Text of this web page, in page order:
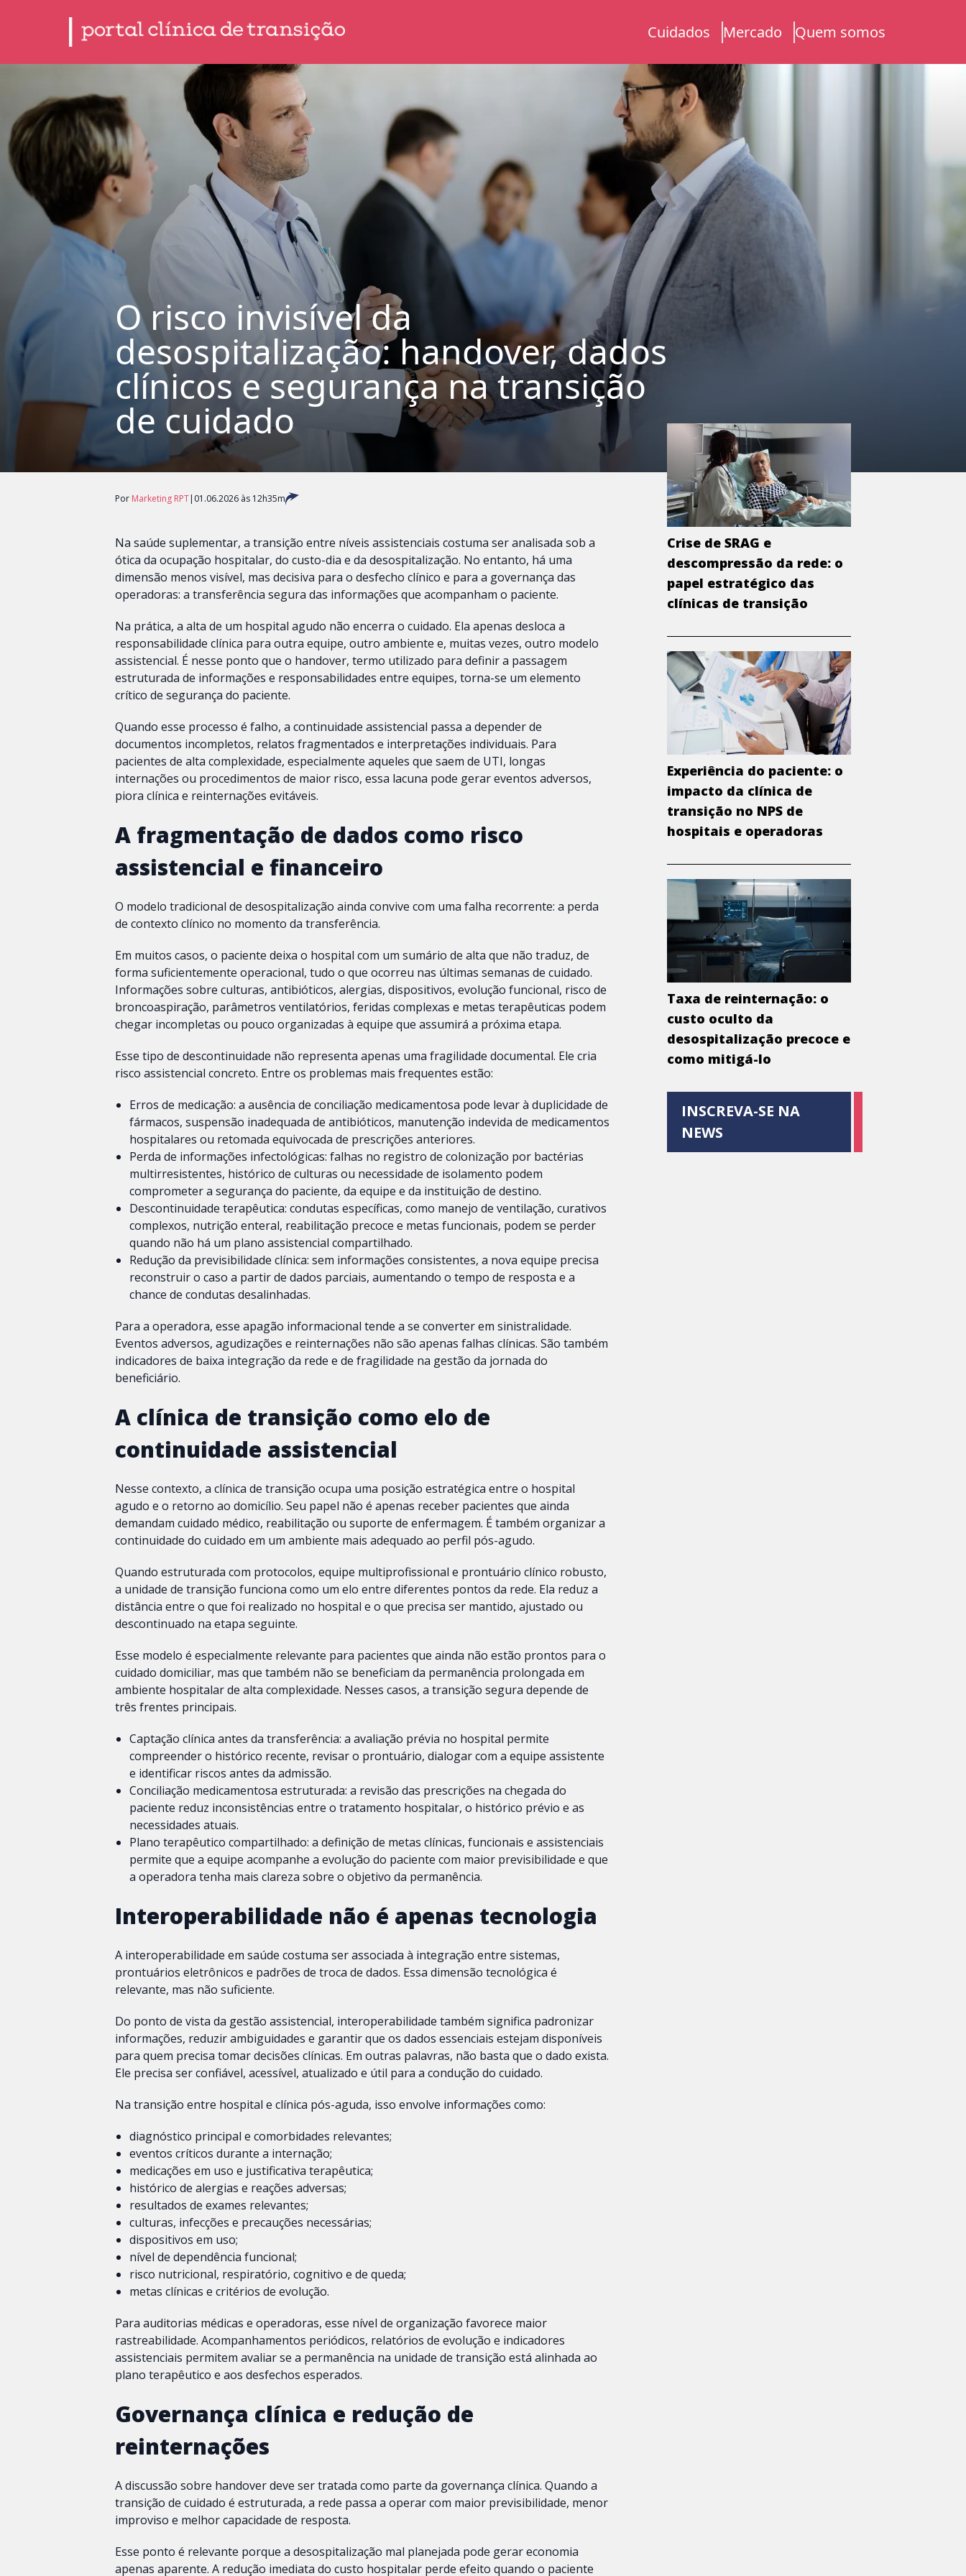
Cuidados Mercado Quem somos
O risco invisível da
desospitalização: handover, dados
clínicos e segurança na transição
de cuidado
Por Marketing RPT| 01.06.2026 às 12h35m
Na saúde suplementar, a transição entre níveis assistenciais costuma ser analisada sob a
ótica da ocupação hospitalar, do custo-dia e da desospitalização. No entanto, há uma
dimensão menos visível, mas decisiva para o desfecho clínico e para a governança das
operadoras: a transferência segura das informações que acompanham o paciente.
Na prática, a alta de um hospital agudo não encerra o cuidado. Ela apenas desloca a
responsabilidade clínica para outra equipe, outro ambiente e, muitas vezes, outro modelo
assistencial. É nesse ponto que o handover, termo utilizado para definir a passagem
estruturada de informações e responsabilidades entre equipes, torna-se um elemento
crítico de segurança do paciente.
Quando esse processo é falho, a continuidade assistencial passa a depender de
documentos incompletos, relatos fragmentados e interpretações individuais. Para
pacientes de alta complexidade, especialmente aqueles que saem de UTI, longas
internações ou procedimentos de maior risco, essa lacuna pode gerar eventos adversos,
piora clínica e reinternações evitáveis.
A fragmentação de dados como risco
assistencial e financeiro
O modelo tradicional de desospitalização ainda convive com uma falha recorrente: a perda
de contexto clínico no momento da transferência.
Em muitos casos, o paciente deixa o hospital com um sumário de alta que não traduz, de
forma suficientemente operacional, tudo o que ocorreu nas últimas semanas de cuidado.
Informações sobre culturas, antibióticos, alergias, dispositivos, evolução funcional, risco de
broncoaspiração, parâmetros ventilatórios, feridas complexas e metas terapêuticas podem
chegar incompletas ou pouco organizadas à equipe que assumirá a próxima etapa.
Esse tipo de descontinuidade não representa apenas uma fragilidade documental. Ele cria
risco assistencial concreto. Entre os problemas mais frequentes estão:
Erros de medicação: a ausência de conciliação medicamentosa pode levar à duplicidade de
fármacos, suspensão inadequada de antibióticos, manutenção indevida de medicamentos
hospitalares ou retomada equivocada de prescrições anteriores.
Perda de informações infectológicas: falhas no registro de colonização por bactérias
multirresistentes, histórico de culturas ou necessidade de isolamento podem
comprometer a segurança do paciente, da equipe e da instituição de destino.
Descontinuidade terapêutica: condutas específicas, como manejo de ventilação, curativos
complexos, nutrição enteral, reabilitação precoce e metas funcionais, podem se perder
quando não há um plano assistencial compartilhado.
Redução da previsibilidade clínica: sem informações consistentes, a nova equipe precisa
reconstruir o caso a partir de dados parciais, aumentando o tempo de resposta e a
chance de condutas desalinhadas.
Para a operadora, esse apagão informacional tende a se converter em sinistralidade.
Eventos adversos, agudizações e reinternações não são apenas falhas clínicas. São também
indicadores de baixa integração da rede e de fragilidade na gestão da jornada do
beneficiário.
A clínica de transição como elo de
continuidade assistencial
Nesse contexto, a clínica de transição ocupa uma posição estratégica entre o hospital
agudo e o retorno ao domicílio. Seu papel não é apenas receber pacientes que ainda
demandam cuidado médico, reabilitação ou suporte de enfermagem. É também organizar a
continuidade do cuidado em um ambiente mais adequado ao perfil pós-agudo.
Quando estruturada com protocolos, equipe multiprofissional e prontuário clínico robusto,
a unidade de transição funciona como um elo entre diferentes pontos da rede. Ela reduz a
distância entre o que foi realizado no hospital e o que precisa ser mantido, ajustado ou
descontinuado na etapa seguinte.
Esse modelo é especialmente relevante para pacientes que ainda não estão prontos para o
cuidado domiciliar, mas que também não se beneficiam da permanência prolongada em
ambiente hospitalar de alta complexidade. Nesses casos, a transição segura depende de
três frentes principais.
Captação clínica antes da transferência: a avaliação prévia no hospital permite
compreender o histórico recente, revisar o prontuário, dialogar com a equipe assistente
e identificar riscos antes da admissão.
Conciliação medicamentosa estruturada: a revisão das prescrições na chegada do
paciente reduz inconsistências entre o tratamento hospitalar, o histórico prévio e as
necessidades atuais.
Plano terapêutico compartilhado: a definição de metas clínicas, funcionais e assistenciais
permite que a equipe acompanhe a evolução do paciente com maior previsibilidade e que
a operadora tenha mais clareza sobre o objetivo da permanência.
Interoperabilidade não é apenas tecnologia
A interoperabilidade em saúde costuma ser associada à integração entre sistemas,
prontuários eletrônicos e padrões de troca de dados. Essa dimensão tecnológica é
relevante, mas não suficiente.
Do ponto de vista da gestão assistencial, interoperabilidade também significa padronizar
informações, reduzir ambiguidades e garantir que os dados essenciais estejam disponíveis
para quem precisa tomar decisões clínicas. Em outras palavras, não basta que o dado exista.
Ele precisa ser confiável, acessível, atualizado e útil para a condução do cuidado.
Na transição entre hospital e clínica pós-aguda, isso envolve informações como:
diagnóstico principal e comorbidades relevantes;
eventos críticos durante a internação;
medicações em uso e justificativa terapêutica;
histórico de alergias e reações adversas;
resultados de exames relevantes;
culturas, infecções e precauções necessárias;
dispositivos em uso;
nível de dependência funcional;
risco nutricional, respiratório, cognitivo e de queda;
metas clínicas e critérios de evolução.
Para auditorias médicas e operadoras, esse nível de organização favorece maior
rastreabilidade. Acompanhamentos periódicos, relatórios de evolução e indicadores
assistenciais permitem avaliar se a permanência na unidade de transição está alinhada ao
plano terapêutico e aos desfechos esperados.
Governança clínica e redução de
reinternações
A discussão sobre handover deve ser tratada como parte da governança clínica. Quando a
transição de cuidado é estruturada, a rede passa a operar com maior previsibilidade, menor
improviso e melhor capacidade de resposta.
Esse ponto é relevante porque a desospitalização mal planejada pode gerar economia
apenas aparente. A redução imediata do custo hospitalar perde efeito quando o paciente
Crise de SRAG e
descompressão da rede: o
papel estratégico das
clínicas de transição
Experiência do paciente: o
impacto da clínica de
transição no NPS de
hospitais e operadoras
Taxa de reinternação: o
custo oculto da
desospitalização precoce e
como mitigá-lo
INSCREVA-SE NA
NEWS